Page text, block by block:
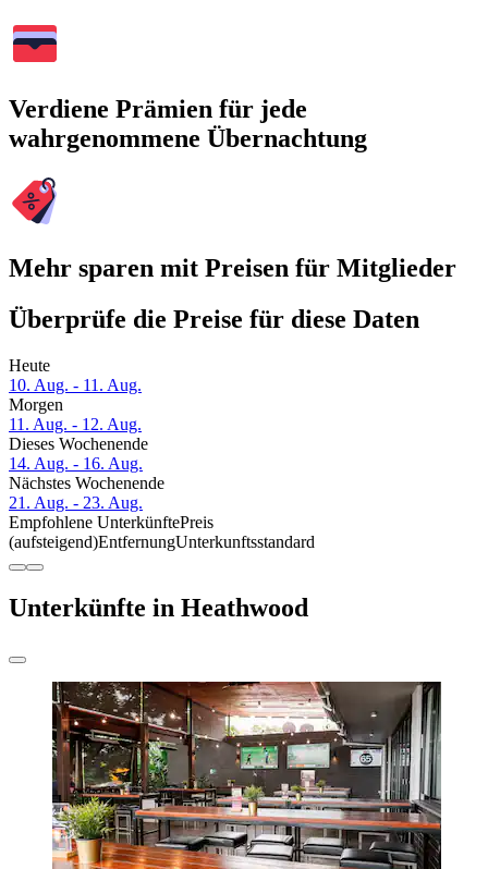
Verdiene Prämien für jede
wahrgenommene Übernachtung
Mehr sparen mit Preisen für Mitglieder
Überprüfe die Preise für diese Daten
Heute
10. Aug. - 11. Aug.
Morgen
11. Aug. - 12. Aug.
Dieses Wochenende
14. Aug. - 16. Aug.
Nächstes Wochenende
21. Aug. - 23. Aug.
Empfohlene UnterkünftePreis
(aufsteigend)EntfernungUnterkunftsstandard
Unterkünfte in Heathwood